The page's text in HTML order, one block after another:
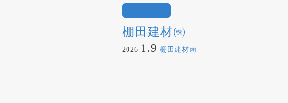
棚田建材㈱
2026 1.9 棚田建材㈱